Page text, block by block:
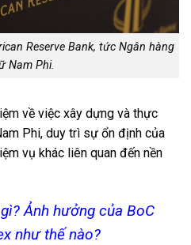
Reserve Bank, tức Ngân hàng
Nam Phi.
về việc xây dựng và thực
Phi, duy trì sự ổn định của
vụ khác liên quan đến nền
Ảnh hưởng của BoC
như thế nào?